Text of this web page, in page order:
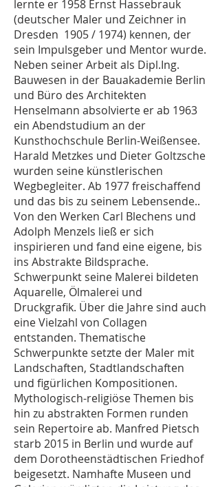
lernte er 1958 Ernst Hassebrauk
(deutscher Maler und Zeichner in
Dresden 1905 / 1974) kennen, der
sein Impulsgeber und Mentor wurde.
Neben seiner Arbeit als Dipl.Ing.
Bauwesen in der Bauakademie Berlin
und Büro des Architekten
Henselmann absolvierte er ab 1963
ein Abendstudium an der
Kunsthochschule Berlin-Weißensee.
Harald Metzkes und Dieter Goltzsche
wurden seine künstlerischen
Wegbegleiter. Ab 1977 freischaffend
und das bis zu seinem Lebensende..
Von den Werken Carl Blechens und
Adolph Menzels ließ er sich
inspirieren und fand eine eigene, bis
ins Abstrakte Bildsprache.
Schwerpunkt seine Malerei bildeten
Aquarelle, Ölmalerei und
Druckgrafik. Über die Jahre sind auch
eine Vielzahl von Collagen
entstanden. Thematische
Schwerpunkte setzte der Maler mit
Landschaften, Stadtlandschaften
und figürlichen Kompositionen.
Mythologisch-religiöse Themen bis
hin zu abstrakten Formen runden
sein Repertoire ab. Manfred Pietsch
starb 2015 in Berlin und wurde auf
dem Dorotheenstädtischen Friedhof
beigesetzt. Namhafte Museen und